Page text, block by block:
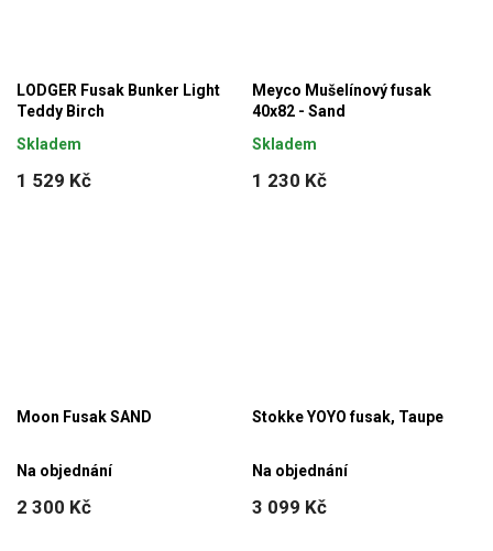
LODGER Fusak Bunker Light
Teddy Birch
1 529 Kč
Skladem
Meyco Mušelínový fusak
40x82 - Sand
1 230 Kč
Skladem
Moon Fusak SAND
2 300 Kč
Na objednání
Stokke YOYO fusak, Taupe
3 099 Kč
Na objednání